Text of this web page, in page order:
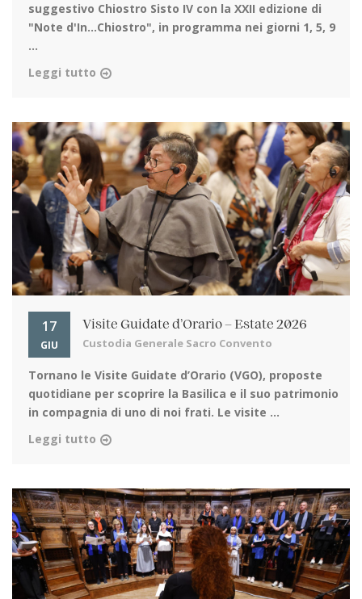
suggestivo Chiostro Sisto IV con la XXII edizione di
"Note d'In…Chiostro", in programma nei giorni 1, 5, 9
...
Leggi tutto
17
GIU
Visite Guidate d’Orario – Estate 2026
Custodia Generale Sacro Convento
Tornano le Visite Guidate d’Orario (VGO), proposte
quotidiane per scoprire la Basilica e il suo patrimonio
in compagnia di uno di noi frati. Le visite ...
Leggi tutto